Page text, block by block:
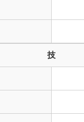
技